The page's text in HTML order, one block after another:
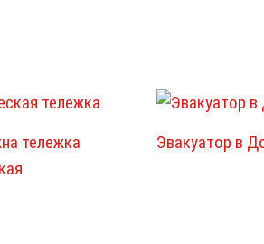
тележка
Эвакуатор в